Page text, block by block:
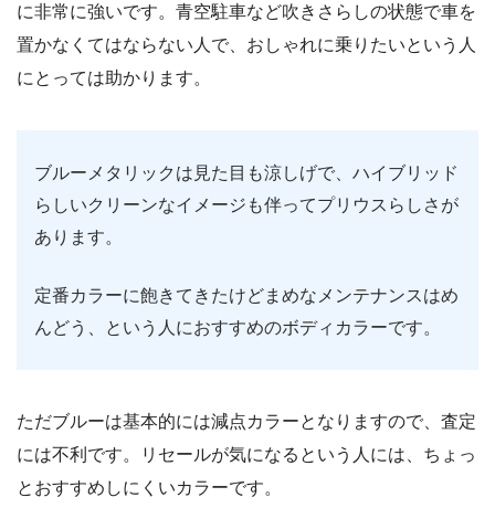
に非常に強いです。青空駐車など吹きさらしの状態で車を
置かなくてはならない人で、おしゃれに乗りたいという人
にとっては助かります。
ブルーメタリックは見た目も涼しげで、ハイブリッド
らしいクリーンなイメージも伴ってプリウスらしさが
あります。
定番カラーに飽きてきたけどまめなメンテナンスはめ
んどう、という人におすすめのボディカラーです。
ただブルーは基本的には減点カラーとなりますので、査定
には不利です。リセールが気になるという人には、ちょっ
とおすすめしにくいカラーです。